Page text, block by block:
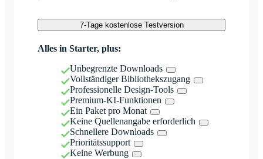
7-Tage kostenlose Testversion
Alles in Starter, plus:
Unbegrenzte Downloads
Vollständiger Bibliothekszugang
Professionelle Design-Tools
Premium-KI-Funktionen
Ein Paket pro Monat
Keine Quellenangabe erforderlich
Schnellere Downloads
Prioritätssupport
Keine Werbung